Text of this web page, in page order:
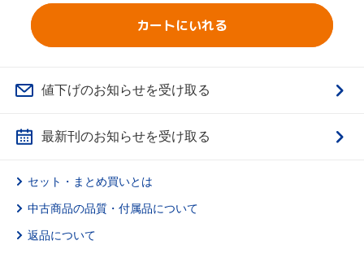
カートにいれる
値下げのお知らせを受け取る
最新刊のお知らせを受け取る
セット・まとめ買いとは
中古商品の品質・付属品について
返品について